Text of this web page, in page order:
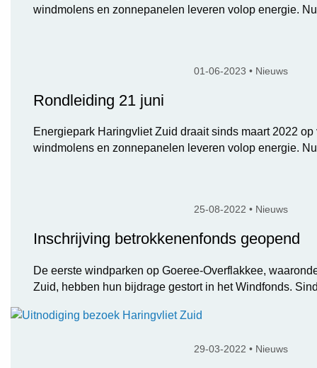
windmolens en zonnepanelen leveren volop energie.
01-06-2023 • Nieuws
Rondleiding 21 juni
Energiepark Haringvliet Zuid draait sinds maart 2022
windmolens en zonnepanelen leveren volop energie.
25-08-2022 • Nieuws
Inschrijving betrokkenenfonds geopend
De eerste windparken op Goeree-Overflakkee,
Zuid, hebben hun bijdrage gestort in het Windfonds.
29-03-2022 • Nieuws